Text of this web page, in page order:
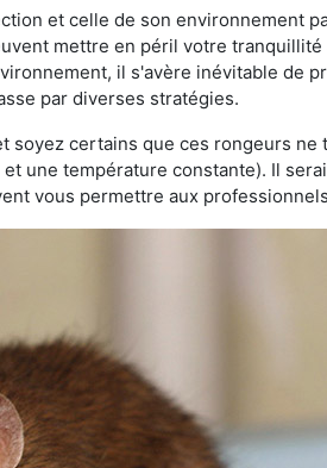
et celle de son environnement
mettre en péril votre
il s'avère inévitable de
par diverses stratégies.
soyez certains que ces rongeurs
une température constante). Il
vous permettre aux